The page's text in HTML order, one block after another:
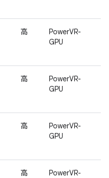
高
PowerVR-
GPU
高
PowerVR-
GPU
高
PowerVR-
GPU
高
PowerVR-